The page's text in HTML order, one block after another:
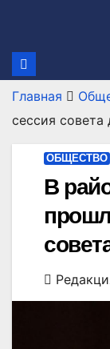
содержимому
Главная
сессия совета
ОБЩЕСТВО
В